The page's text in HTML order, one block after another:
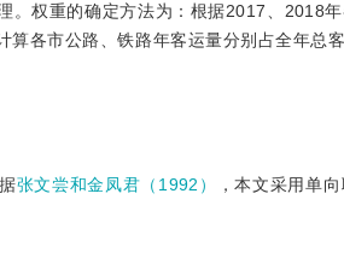
。权重的确定方法为：根据2017、2018
算各市公路、铁路年客运量分别占全年总
张文尝和金凤君（1992）
，本文采用单